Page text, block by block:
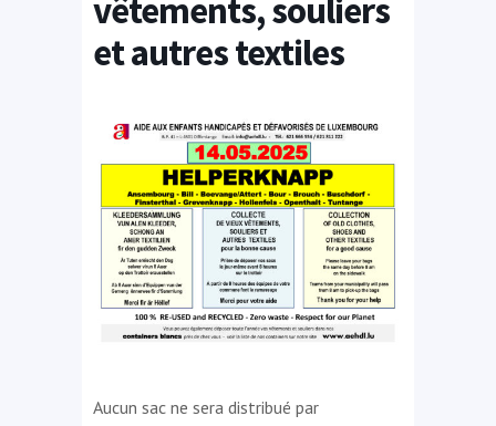
vêtements, souliers
et autres textiles
Aucun sac ne sera distribué par